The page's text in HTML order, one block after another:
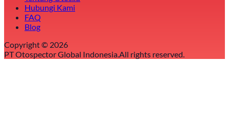
Hubungi Kami
FAQ
Blog
Copyright © 2026
PT Otospector Global Indonesia.All rights reserved.